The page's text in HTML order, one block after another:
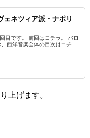
ェネツィア派・ナポリ
目です。 前回はコチラ。 バロ
西洋音楽全体の目次はコチ
上げます。